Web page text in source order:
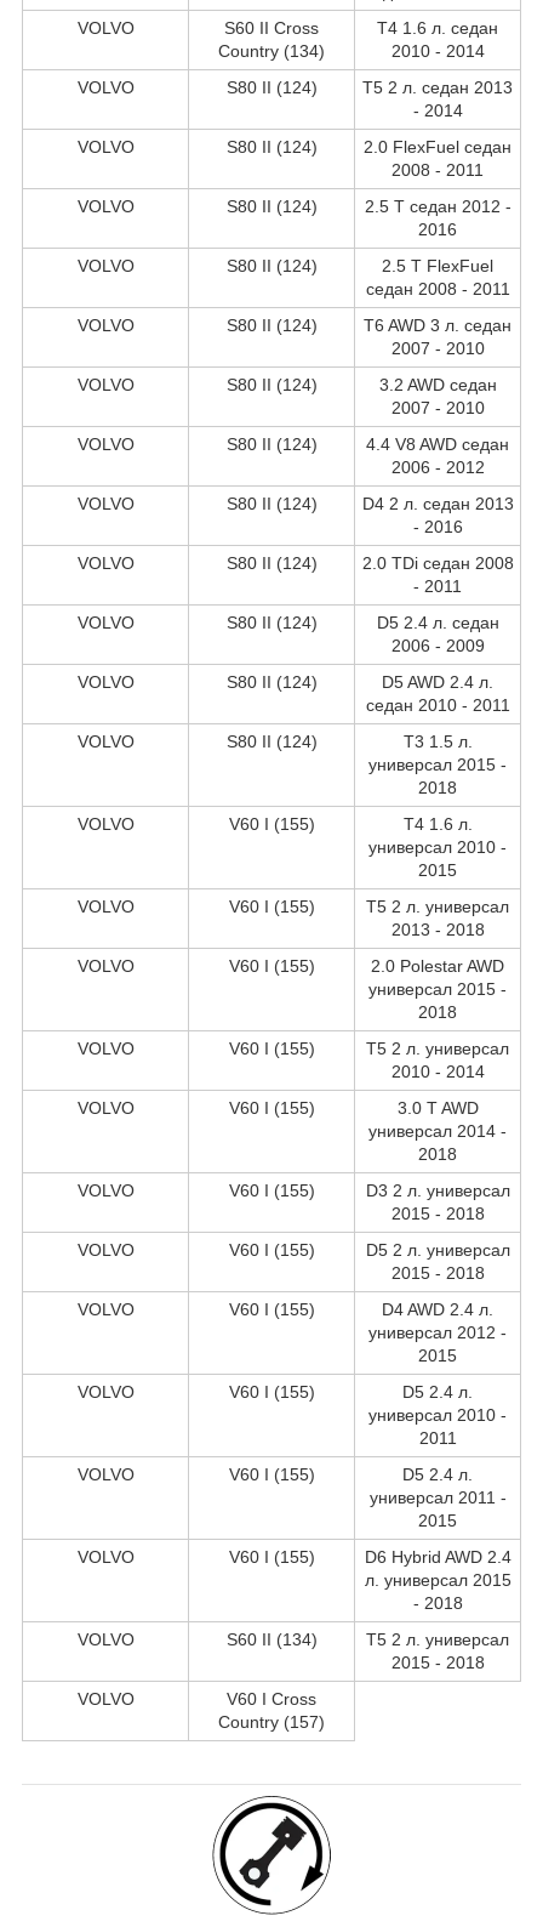
VOLVO
S60 II Cross
Country (134)
T4 1.6 л. седан
2010 - 2014
VOLVO
S80 II (124)
T5 2 л. седан 2013
- 2014
VOLVO
S80 II (124)
2.0 FlexFuel седан
2008 - 2011
VOLVO
S80 II (124)
2.5 T седан 2012 -
2016
VOLVO
S80 II (124)
2.5 T FlexFuel
седан 2008 - 2011
VOLVO
S80 II (124)
T6 AWD 3 л. седан
2007 - 2010
VOLVO
S80 II (124)
3.2 AWD седан
2007 - 2010
VOLVO
S80 II (124)
4.4 V8 AWD седан
2006 - 2012
VOLVO
S80 II (124)
D4 2 л. седан 2013
- 2016
VOLVO
S80 II (124)
2.0 TDi седан 2008
- 2011
VOLVO
S80 II (124)
D5 2.4 л. седан
2006 - 2009
VOLVO
S80 II (124)
D5 AWD 2.4 л.
седан 2010 - 2011
VOLVO
S80 II (124)
T3 1.5 л.
универсал 2015 -
2018
VOLVO
V60 I (155)
T4 1.6 л.
универсал 2010 -
2015
VOLVO
V60 I (155)
T5 2 л. универсал
2013 - 2018
VOLVO
V60 I (155)
2.0 Polestar AWD
универсал 2015 -
2018
VOLVO
V60 I (155)
T5 2 л. универсал
2010 - 2014
VOLVO
V60 I (155)
3.0 T AWD
универсал 2014 -
2018
VOLVO
V60 I (155)
D3 2 л. универсал
2015 - 2018
VOLVO
V60 I (155)
D5 2 л. универсал
2015 - 2018
VOLVO
V60 I (155)
D4 AWD 2.4 л.
универсал 2012 -
2015
VOLVO
V60 I (155)
D5 2.4 л.
универсал 2010 -
2011
VOLVO
V60 I (155)
D5 2.4 л.
универсал 2011 -
2015
VOLVO
V60 I (155)
D6 Hybrid AWD 2.4
л. универсал 2015
- 2018
VOLVO
S60 II (134)
T5 2 л. универсал
2015 - 2018
VOLVO
V60 I Cross
Country (157)